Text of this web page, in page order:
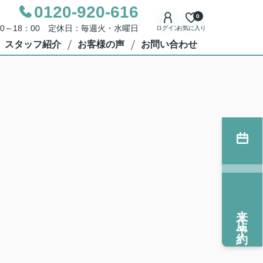
0120-920-616
～18：00 定休日：毎週火・水曜日 ログインお気に入り
0
スタッフ紹介 お客様の声 お問い合わせ
来店予約